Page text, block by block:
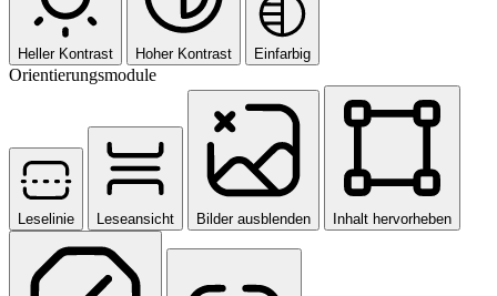
Heller Kontrast Hoher Kontrast Einfarbig
Orientierungsmodule
Leselinie Leseansicht Bilder ausblenden Inhalt hervorheben